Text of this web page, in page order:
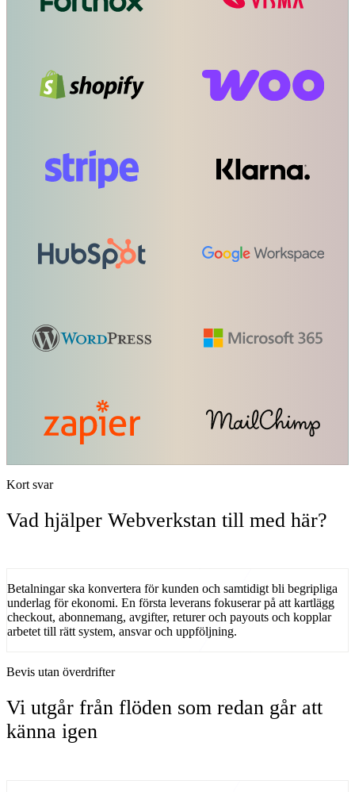
Kort svar
Vad hjälper Webverkstan till med här?
Betalningar ska konvertera för kunden och samtidigt bli begripliga
underlag för ekonomi. En första leverans fokuserar på att kartlägg
checkout, abonnemang, avgifter, returer och payouts och kopplar
arbetet till rätt system, ansvar och uppföljning.
Bevis utan överdrifter
Vi utgår från flöden som redan går att
känna igen